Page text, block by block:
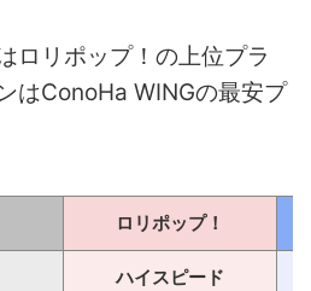
ロリポップ！の上位プラ
はConoHa WINGの最安プ
ロリポップ！
ハイスピード